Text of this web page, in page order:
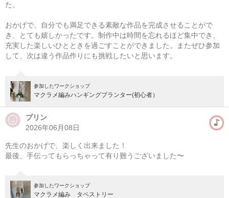
マクラメ編み ラウンドバスケット
08/09(日) 10:00-14:00
東京 （東横線）学芸大学駅から徒歩14分
東京 （東横線）学芸大学駅から徒歩14分
他日程あり
た。
おかげで、自分でも満足できる素敵な作品を完成させることがで
き、とても嬉しかったです。制作中は時間を忘れるほど集中でき、
充実した楽しいひとときを過ごすことができました。またぜひ参加
して、次は違う作品作りにも挑戦したいと思います。
参加したワークショップ
マクラメ編みハンギングプランター(初心者）
プリン
2026年06月08日
先生のおかげで、楽しく出来ました！
最後、手伝ってもらっちゃって有り難うございました〜
参加したワークショップ
マクラメ編み タペストリー